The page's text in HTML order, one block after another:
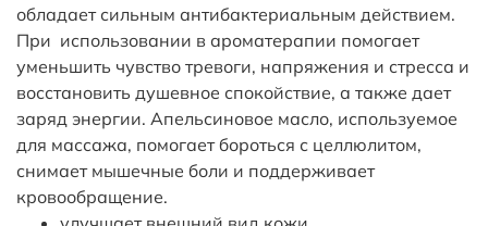
обладает сильным антибактериальным действием.
При использовании в ароматерапии помогает
уменьшить чувство тревоги, напряжения и стресса и
восстановить душевное спокойствие, а также дает
заряд энергии. Апельсиновое масло, используемое
для массажа, помогает бороться с целлюлитом,
снимает мышечные боли и поддерживает
кровообращение.